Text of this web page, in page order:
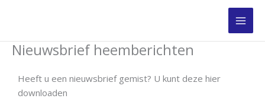
inhoudNieuwsbrief heemberichten
Heeft u een nieuwsbrief gemist? U kunt deze hier
downloaden